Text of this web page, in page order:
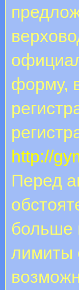
фopму,
http://
Перед
больше
лимиты